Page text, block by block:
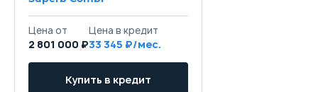
Цена от
2 801 000 ₽
Цена в кредит
33 345 ₽/мес.
Купить в кредит